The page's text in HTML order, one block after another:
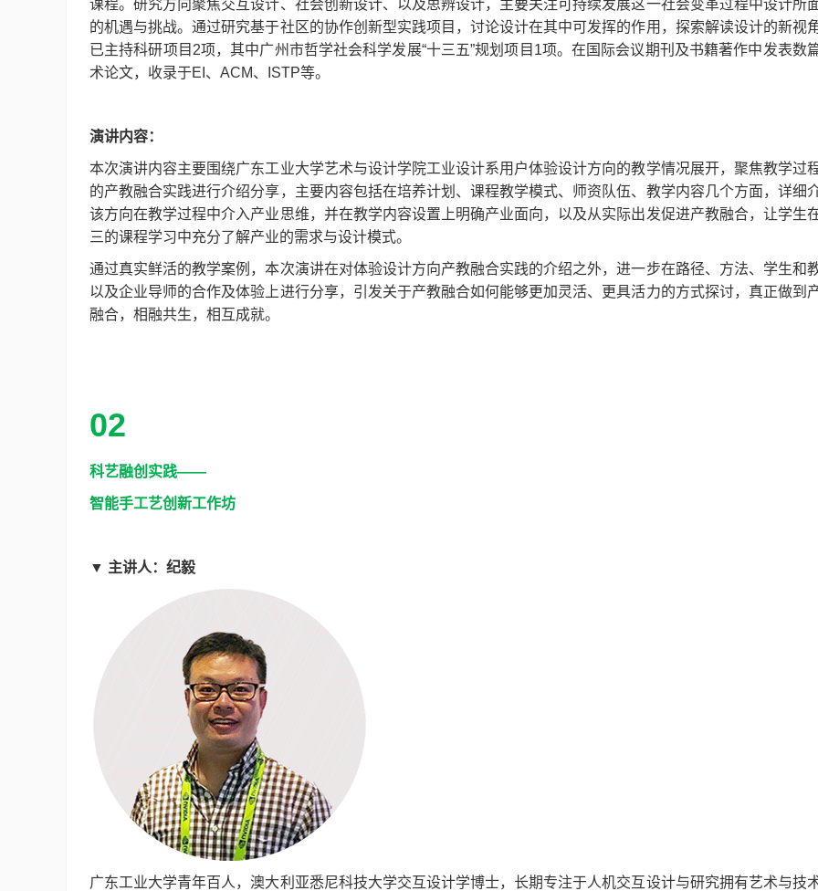
课程。研究方向聚焦交互设计、社会创新设计、以及思辨设计，主要关注可持续发展这一社会变革过程中设计所
的机遇与挑战。通过研究基于社区的协作创新型实践项目，讨论设计在其中可发挥的作用，探索解读设计的新视
已主持科研项目2项，其中广州市哲学社会科学发展“十三五”规划项目1项。在国际会议期刊及书籍著作中发表数
术论文，收录于EI、ACM、ISTP等。
演讲内容：
本次演讲内容主要围绕广东工业大学艺术与设计学院工业设计系用户体验设计方向的教学情况展开，聚焦教学过
的产教融合实践进行介绍分享，主要内容包括在培养计划、课程教学模式、师资队伍、教学内容几个方面，详细
该方向在教学过程中介入产业思维，并在教学内容设置上明确产业面向，以及从实际出发促进产教融合，让学生
三的课程学习中充分了解产业的需求与设计模式。
通过真实鲜活的教学案例，本次演讲在对体验设计方向产教融合实践的介绍之外，进一步在路径、方法、学生和
以及企业导师的合作及体验上进行分享，引发关于产教融合如何能够更加灵活、更具活力的方式探讨，真正做到
融合，相融共生，相互成就。
02
科艺融创实践——
智能手工艺创新工作坊
▼ 主讲人：纪毅
广东工业大学青年百人，澳大利亚悉尼科技大学交互设计学博士，长期专注于人机交互设计与研究拥有艺术与技